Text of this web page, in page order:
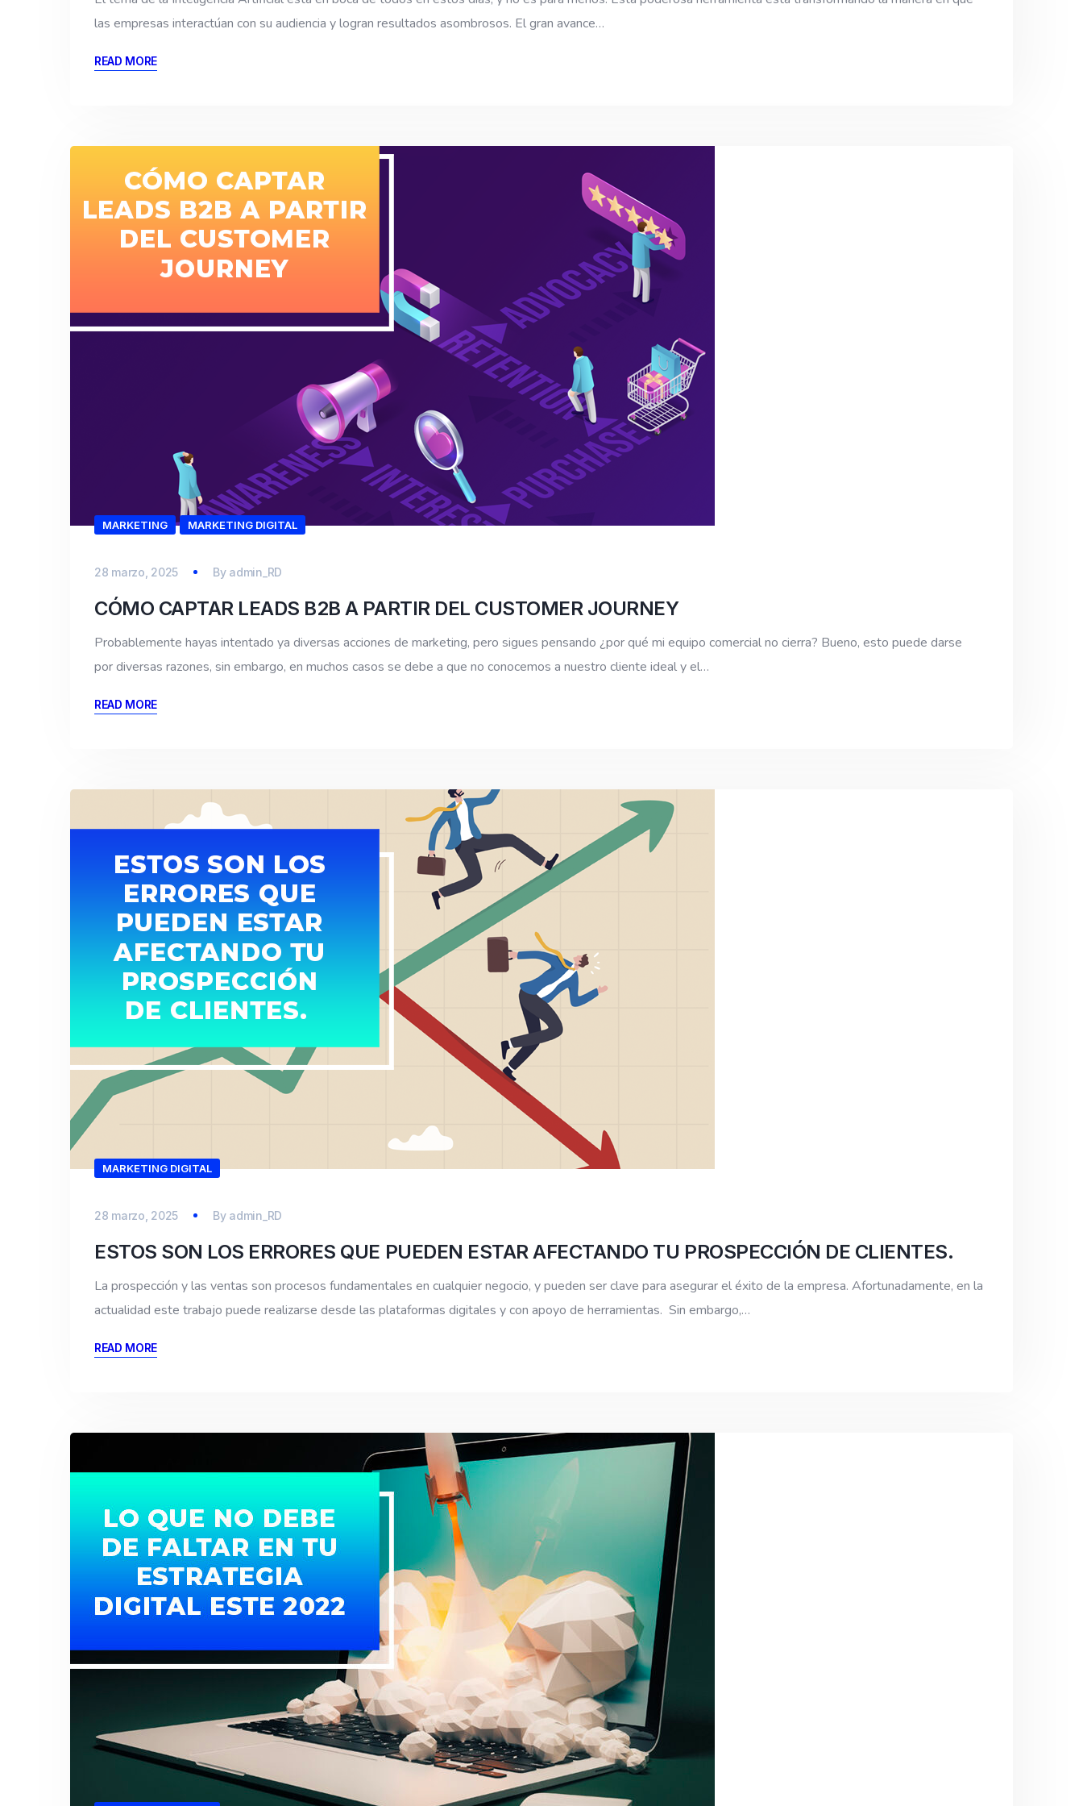
las empresas interactúan con su audiencia y logran resultados asombrosos. El gran avance…
READ MORE
MARKETING MARKETING DIGITAL
28 marzo, 2025 By admin_RD
CÓMO CAPTAR LEADS B2B A PARTIR DEL CUSTOMER JOURNEY
Probablemente hayas intentado ya diversas acciones de marketing, pero sigues pensando ¿por qué mi equipo comercial no cierra? Bueno, esto puede darse
por diversas razones, sin embargo, en muchos casos se debe a que no conocemos a nuestro cliente ideal y el…
READ MORE
MARKETING DIGITAL
28 marzo, 2025 By admin_RD
ESTOS SON LOS ERRORES QUE PUEDEN ESTAR AFECTANDO TU PROSPECCIÓN DE CLIENTES.
La prospección y las ventas son procesos fundamentales en cualquier negocio, y pueden ser clave para asegurar el éxito de la empresa. Afortunadamente, en la
actualidad este trabajo puede realizarse desde las plataformas digitales y con apoyo de herramientas. Sin embargo,…
READ MORE